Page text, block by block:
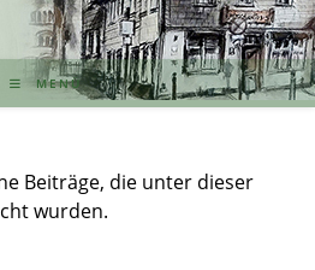
MENÜ
Beiträge, die unter dieser
wurden.